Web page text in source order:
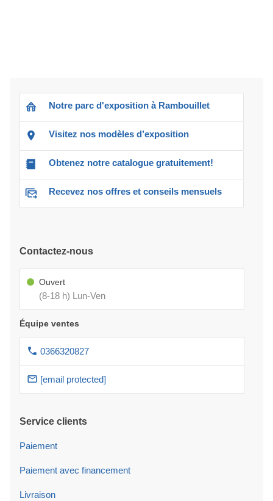
Notre parc d'exposition à Rambouillet
Visitez nos modèles d’exposition
Obtenez notre catalogue gratuitement!
Recevez nos offres et conseils mensuels
Contactez-nous
Ouvert
(8-18 h) Lun-Ven
Équipe ventes
0366320827
[email protected]
Service clients
Paiement
Paiement avec financement
Livraison